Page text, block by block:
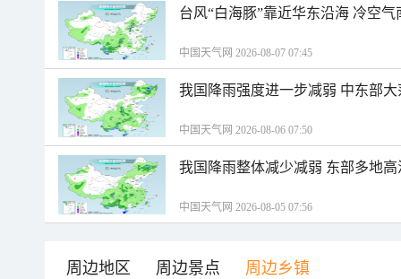
台风“白海豚”靠近华东沿海 冷空
中国天气网 2026-08-07 07:45
我国降雨强度进一步减弱 中东部
中国天气网 2026-08-06 07:50
我国降雨整体减少减弱 东部多地
中国天气网 2026-08-05 07:56
周边地区 周边景点 周边乡镇